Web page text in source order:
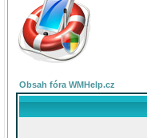
Obsah fóra WMHelp.cz